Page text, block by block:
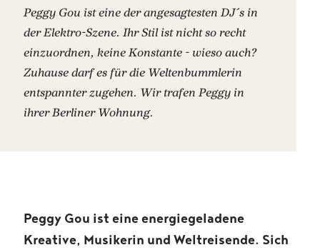
Peggy Gou ist eine der angesagtesten DJ´s in
der Elektro-Szene. Ihr Stil ist nicht so recht
einzuordnen, keine Konstante - wieso auch?
Zuhause darf es für die Weltenbummlerin
entspannter zugehen. Wir trafen Peggy in
ihrer Berliner Wohnung.
Peggy Gou ist eine energiegeladene
Kreative, Musikerin und Weltreisende. Sich